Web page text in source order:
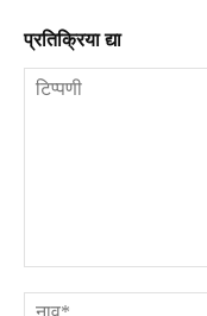
प्रतिक्रिया द्या